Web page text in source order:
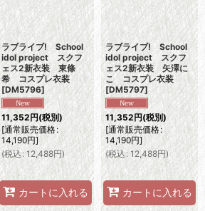
ラブライブ! School
idol project スクフ
ェス2新衣装 東條
希 コスプレ衣装
[DM5796]
11,352円(税別)
[通常販売価格:
14,190円]
(税込: 12,488円)
カートに入れる
ラブライブ! School
idol project スクフ
ェス2新衣装 矢澤に
こ コスプレ衣装
[DM5797]
11,352円(税別)
[通常販売価格:
14,190円]
(税込: 12,488円)
カートに入れる